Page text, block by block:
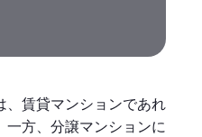
、賃貸マンションであれ
一方、分譲マンションに